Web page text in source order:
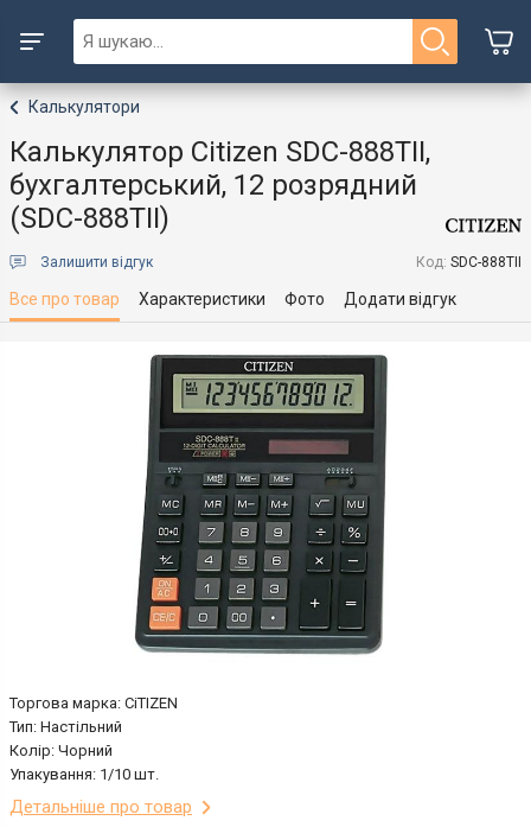
Калькулятори
Калькулятор Citizen SDC-888TII,
бухгалтерський, 12 розрядний
(SDC-888TII)
Залишити відгук Код: SDC-888TII
Все про товар Характеристики Фото Додати відгук
Торгова марка: CiTIZEN
Тип: Настільний
Колір: Чорний
Упакування: 1/10 шт.
Детальніше про товар